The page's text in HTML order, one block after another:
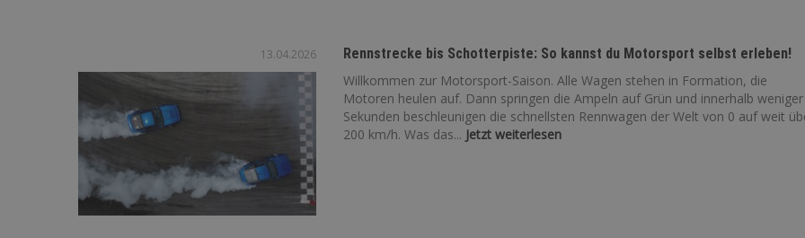
13.04.2026
Rennstrecke bis Schotterpiste: So kannst du Motorsport selbst erleben!
Willkommen zur Motorsport-Saison. Alle Wagen stehen in Formation, die
Motoren heulen auf. Dann springen die Ampeln auf Grün und innerhalb weniger
Sekunden beschleunigen die schnellsten Rennwagen der Welt von 0 auf weit
200 km/h. Was das... Jetzt weiterlesen